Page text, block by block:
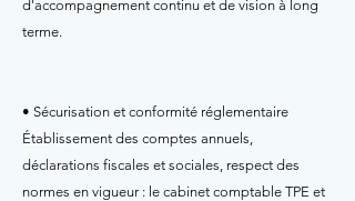
d'accompagnement continu et de vision à long
terme.
• Sécurisation et conformité réglementaire
Établissement des comptes annuels,
déclarations fiscales et sociales, respect des
normes en vigueur : le cabinet comptable TPE et